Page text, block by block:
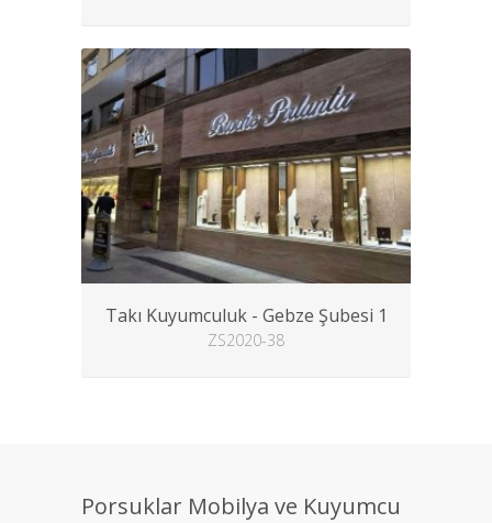
Takı Kuyumculuk - Gebze Şubesi 1
ZS2020-38
Porsuklar Mobilya ve Kuyumcu